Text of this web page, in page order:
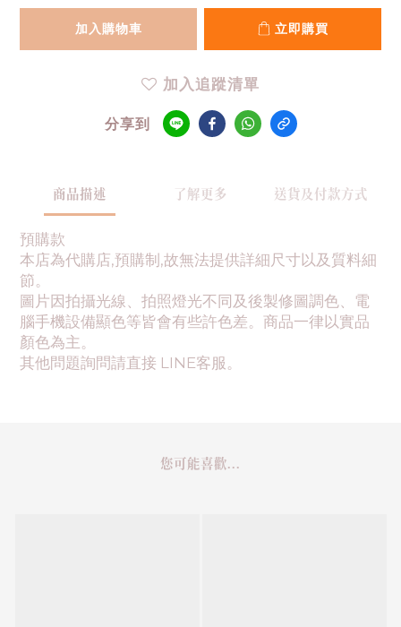
加入購物車 立即購買
加入追蹤清單
分享到
商品描述 了解更多 送貨及付款方式
預購款
本店為代購店,預購制,故無法提供詳細尺寸以及質料細
節。
圖片因拍攝光線、拍照燈光不同及後製修圖調色、電
腦手機設備顯色等皆會有些許色差。商品一律以實品
顏色為主。
其他問題詢問請直接 LINE客服。
您可能喜歡...